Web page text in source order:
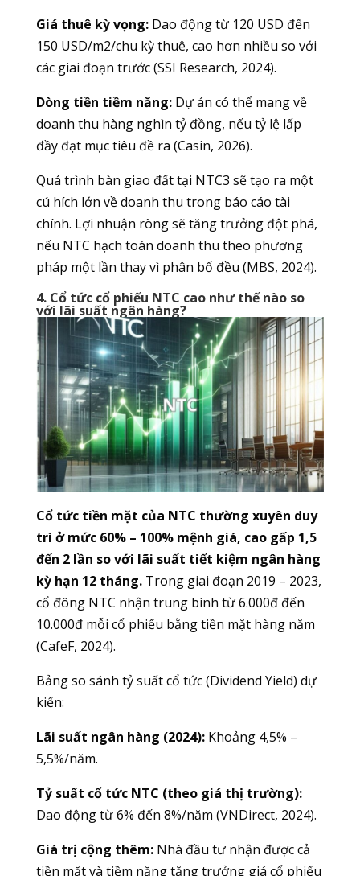
Giá thuê kỳ vọng:Dao động từ 120 USD đến
150 USD/m2/chu kỳ thuê, cao hơn nhiều so với
các giai đoạn trước (SSI Research, 2024).
Dòng tiền tiềm năng:Dự án có thể mang về
doanh thu hàng nghìn tỷ đồng, nếu tỷ lệ lấp
đầy đạt mục tiêu đề ra (Casin, 2026).
Quá trình bàn giao đất tại NTC3 sẽ tạo ra một
cú hích lớn về doanh thu trong báo cáo tài
chính. Lợi nhuận ròng sẽ tăng trưởng đột phá,
nếu NTC hạch toán doanh thu theo phương
pháp một lần thay vì phân bổ đều (MBS, 2024).
4. Cổ tức cổ phiếu NTC cao như thế nào so
với lãi suất ngân hàng?
Cổ tức tiền mặt của NTC thường xuyên duy
trì ở mức 60% – 100% mệnh giá, cao gấp 1,5
đến 2 lần so với lãi suất tiết kiệm ngân hàng
kỳ hạn 12 tháng.Trong giai đoạn 2019 – 2023,
cổ đông NTC nhận trung bình từ 6.000đ đến
10.000đ mỗi cổ phiếu bằng tiền mặt hàng năm
(CafeF, 2024).
Bảng so sánh tỷ suất cổ tức (Dividend Yield) dự
kiến:
Lãi suất ngân hàng (2024):Khoảng 4,5% –
5,5%/năm.
Tỷ suất cổ tức NTC (theo giá thị trường):
Dao động từ 6% đến 8%/năm (VNDirect, 2024).
Giá trị cộng thêm:Nhà đầu tư nhận được cả
tiền mặt và tiềm năng tăng trưởng giá cổ phiếu